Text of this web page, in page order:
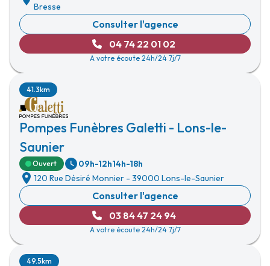
Bresse
Consulter l'agence
04 74 22 01 02
A votre écoute 24h/24 7j/7
Pompes Funèbres Galetti - Lons-le-
Saunier
41.3km
Ouvert 09h-12h14h-18h
120 Rue Désiré Monnier - 39000 Lons-le-Saunier
Consulter l'agence
03 84 47 24 94
A votre écoute 24h/24 7j/7
49.5km